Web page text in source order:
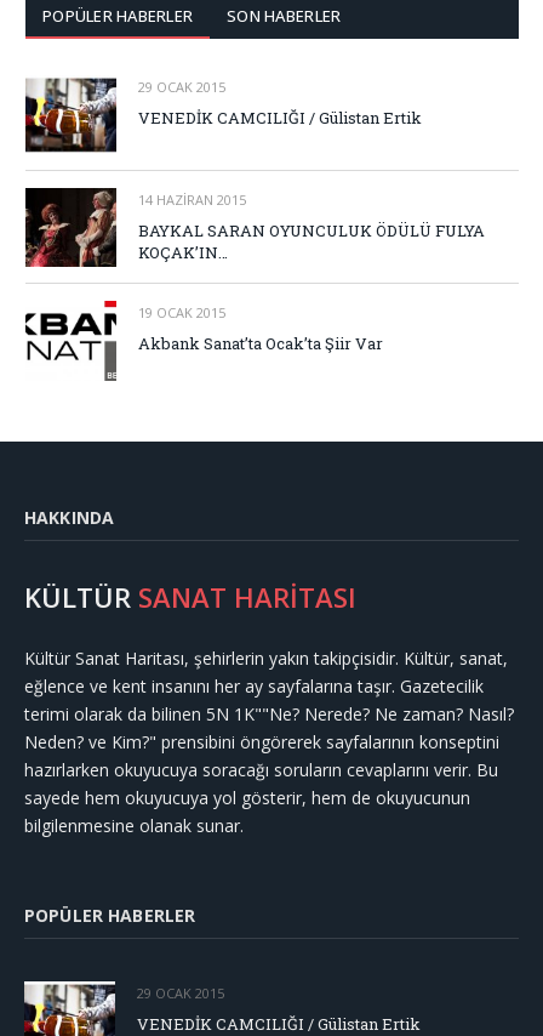
POPÜLER HABERLER SON HABERLER
29 OCAK 2015
VENEDİK CAMCILIĞI / Gülistan Ertik
14 HAZIRAN 2015
BAYKAL SARAN OYUNCULUK ÖDÜLÜ FULYA
KOÇAK’IN…
19 OCAK 2015
Akbank Sanat’ta Ocak’ta Şiir Var
HAKKINDA
KÜLTÜR SANAT HARİTASI
Kültür Sanat Haritası, şehirlerin yakın takipçisidir. Kültür, sanat,
eğlence ve kent insanını her ay sayfalarına taşır. Gazetecilik
terimi olarak da bilinen 5N 1K""Ne? Nerede? Ne zaman? Nasıl?
Neden? ve Kim?" prensibini öngörerek sayfalarının konseptini
hazırlarken okuyucuya soracağı soruların cevaplarını verir. Bu
sayede hem okuyucuya yol gösterir, hem de okuyucunun
bilgilenmesine olanak sunar.
POPÜLER HABERLER
29 OCAK 2015
VENEDİK CAMCILIĞI / Gülistan Ertik